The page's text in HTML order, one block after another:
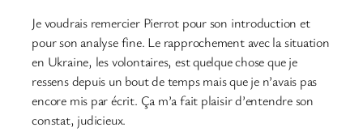
Je voudrais remercier Pierrot pour son introduction et
pour son analyse fine. Le rapprochement avec la situation
en Ukraine, les volontaires, est quelque chose que je
ressens depuis un bout de temps mais que je n’avais pas
encore mis par écrit. Ça m’a fait plaisir d’entendre son
constat, judicieux.